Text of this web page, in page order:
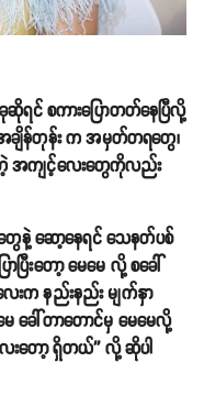
င် စကားပြောတတ်နေပြီလို့
ချိန်တုန်း က အမှတ်တရတွေ၊
အကျင့်လေးတွေကိုလည်း
ေနဲ့ ဆော့နေရင် သေနတ်ပစ်
ာပြီးတော့ မေမေ လို့ စခေါ်
က နည်းနည်း မျက်နှာ
ခေါ်တာတောင်မှ မေမေလို့
ေးတော့ ရှိတယ်'' လို့ ဆိုပါ